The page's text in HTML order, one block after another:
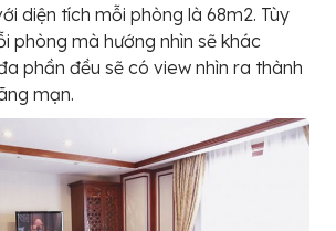
diện tích mỗi phòng là 68m2. Tùy
phòng mà hướng nhìn sẽ khác
phần đều sẽ có view nhìn ra thành
mạn.